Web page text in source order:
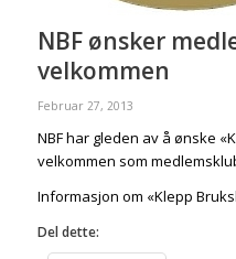
NBF ønsker
velkommen
Februar 27, 2013
NBF har gleden av å ønske
velkommen som
Informasjon om «Klepp
Del dette: